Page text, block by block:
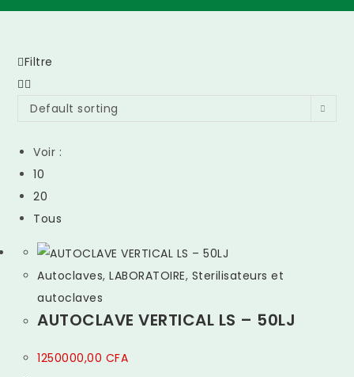
Filtre
Default sorting
Voir :
10
20
Tous
Autoclaves,LABORATOIRE, Sterilisateurs et
autoclaves
AUTOCLAVE VERTICAL LS – 50LJ
1250000,00 CFA